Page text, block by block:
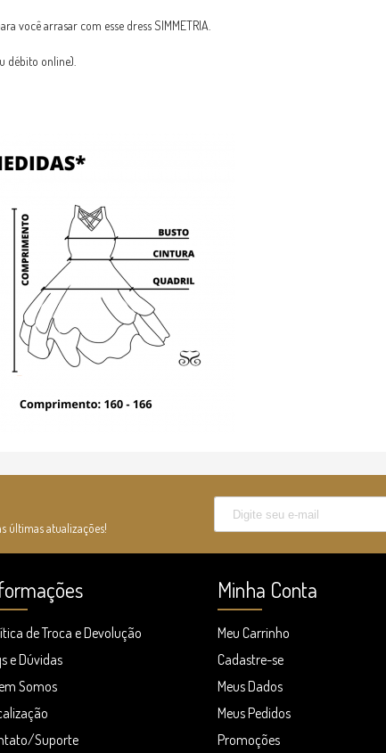
você arrasar com esse dress SIMMETRIA.
débito online).
últimas atualizações!
de Troca e Devolução
e Dúvidas
Somos
Suporte
Minha Conta
Meu Carrinho
Cadastre-se
Meus Dados
Meus Pedidos
Promoções